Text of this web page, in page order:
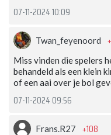
07-11-2024 10:09
Twan_feyenoord
Miss vinden die spelers
behandeld als een klein
of een aai over je bol
07-11-2024 09:56
Frans.R27 +108